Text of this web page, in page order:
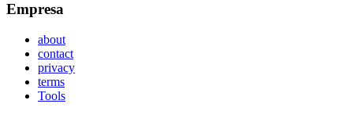
Empresa
about
contact
privacy
terms
Tools